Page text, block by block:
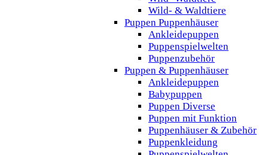
Wild- & Waldtiere
Puppen Puppenhäuser
Ankleidepuppen
Puppenspielwelten
Puppenzubehör
Puppen & Puppenhäuser
Ankleidepuppen
Babypuppen
Puppen Diverse
Puppen mit Funktion
Puppenhäuser & Zubehör
Puppenkleidung